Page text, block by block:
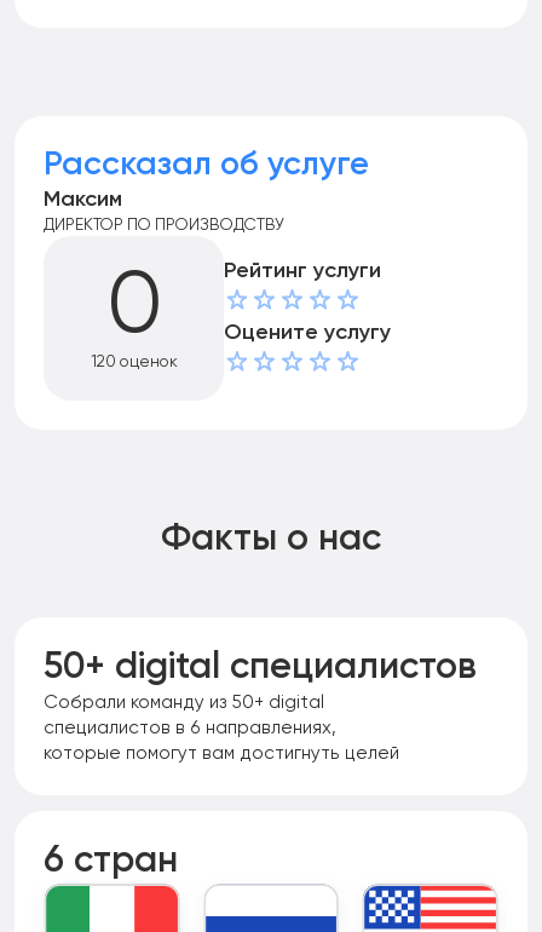
Рассказал об услуге
Максим
ДИРЕКТОР ПО ПРОИЗВОДСТВУ
0
120 оценок
Рейтинг услуги
Оцените услугу
Факты о нас
50+ digital специалистов
Собрали команду из 50+ digital
специалистов в 6 направлениях,
которые помогут вам достигнуть целей
6 стран